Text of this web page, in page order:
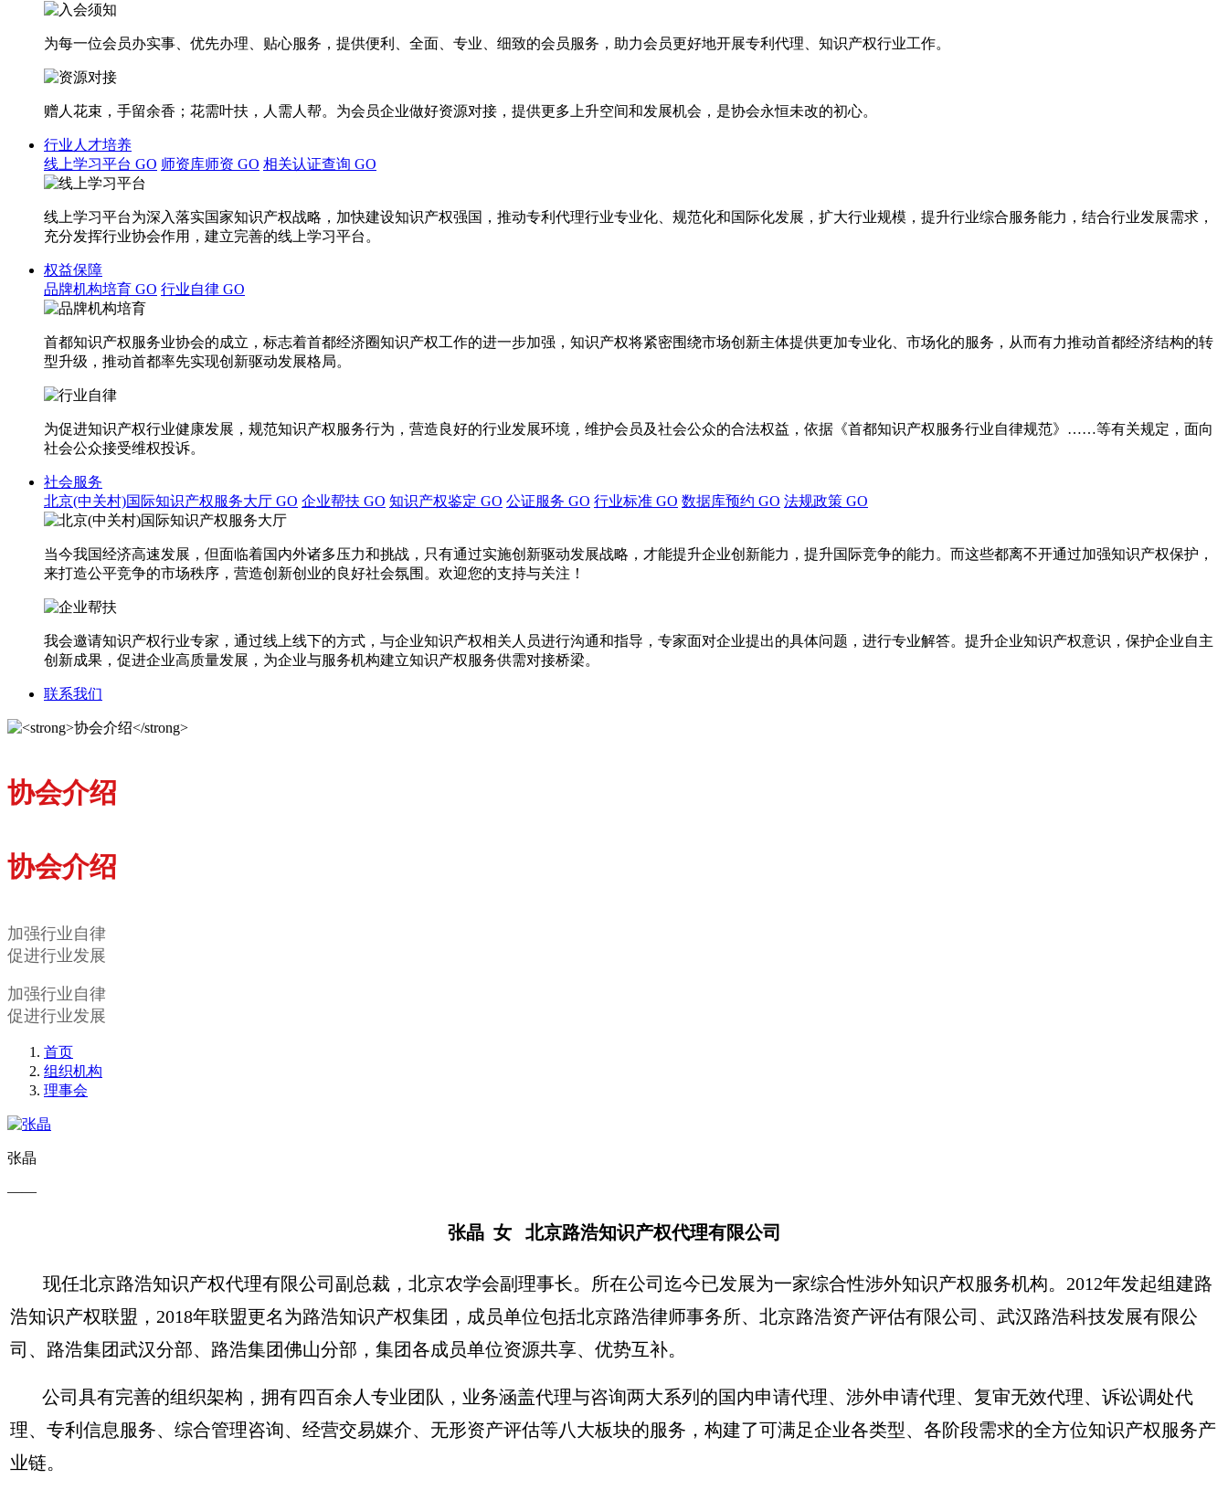
为每一位会员办实事、优先办理、贴心服务，提供便利、全面、专业、细致的会员服务，助力会员更好地开展专利代理、知识产权行业工作。
赠人花束，手留余香；花需叶扶，人需人帮。为会员企业做好资源对接，提供更多上升空间和发展机会，是协会永恒未改的初心。
行业人才培养
线上学习平台 GO 师资库师资 GO 相关认证查询 GO
线上学习平台为深入落实国家知识产权战略，加快建设知识产权强国，推动专利代理行业专业化、规范化和国际化发展，扩大行业规模，提升行业综合服务能力，结合行业发展需求，
充分发挥行业协会作用，建立完善的线上学习平台。
权益保障
品牌机构培育 GO 行业自律 GO
首都知识产权服务业协会的成立，标志着首都经济圈知识产权工作的进一步加强，知识产权将紧密围绕市场创新主体提供更加专业化、市场化的服务，从而有力推动首都经济结构的转
型升级，推动首都率先实现创新驱动发展格局。
为促进知识产权行业健康发展，规范知识产权服务行为，营造良好的行业发展环境，维护会员及社会公众的合法权益，依据《首都知识产权服务行业自律规范》……等有关规定，面向
社会公众接受维权投诉。
社会服务
北京(中关村)国际知识产权服务大厅 GO 企业帮扶 GO 知识产权鉴定 GO 公证服务 GO 行业标准 GO 数据库预约 GO 法规政策 GO
当今我国经济高速发展，但面临着国内外诸多压力和挑战，只有通过实施创新驱动发展战略，才能提升企业创新能力，提升国际竞争的能力。而这些都离不开通过加强知识产权保护，
来打造公平竞争的市场秩序，营造创新创业的良好社会氛围。欢迎您的支持与关注！
我会邀请知识产权行业专家，通过线上线下的方式，与企业知识产权相关人员进行沟通和指导，专家面对企业提出的具体问题，进行专业解答。提升企业知识产权意识，保护企业自主
创新成果，促进企业高质量发展，为企业与服务机构建立知识产权服务供需对接桥梁。
联系我们
协会介绍
协会介绍
加强行业自律
促进行业发展
加强行业自律
促进行业发展
首页
组织机构
理事会
张晶
——
张晶 女 北京路浩知识产权代理有限公司
现任北京路浩知识产权代理有限公司副总裁，北京农学会副理事长。所在公司迄今已发展为一家综合性涉外知识产权服务机构。2012年发起组建路
浩知识产权联盟，2018年联盟更名为路浩知识产权集团，成员单位包括北京路浩律师事务所、北京路浩资产评估有限公司、武汉路浩科技发展有限公
司、路浩集团武汉分部、路浩集团佛山分部，集团各成员单位资源共享、优势互补。
公司具有完善的组织架构，拥有四百余人专业团队，业务涵盖代理与咨询两大系列的国内申请代理、涉外申请代理、复审无效代理、诉讼调处代
理、专利信息服务、综合管理咨询、经营交易媒介、无形资产评估等八大板块的服务，构建了可满足企业各类型、各阶段需求的全方位知识产权服务产
业链。